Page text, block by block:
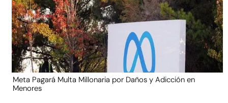
Meta Pagará Multa Millonaria por Daños y Adicción en
Menores